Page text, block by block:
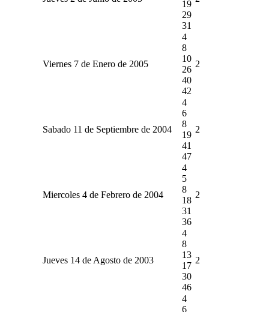
19
29
31
Viernes 7 de Enero de 2005
4
8
10
26
40
42
2
Sabado 11 de Septiembre de 2004
4
6
8
19
41
47
2
Miercoles 4 de Febrero de 2004
4
5
8
18
31
36
2
Jueves 14 de Agosto de 2003
4
8
13
17
30
46
2
4
6